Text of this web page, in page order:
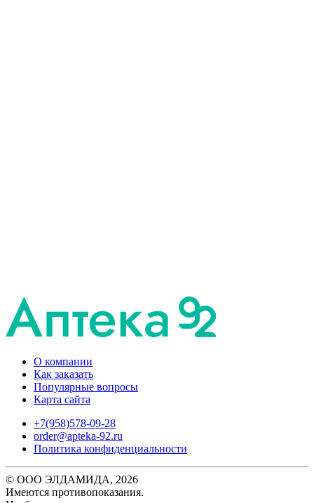
О компании
Как заказать
Популярные вопросы
Карта сайта
+7(958)578-09-28
order@apteka-92.ru
Политика конфиденциальности
© ООО ЭЛДАМИДА, 2026
Имеются противопоказания.